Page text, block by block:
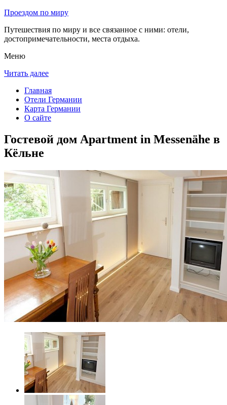
Проездом по миру
Путешествия по миру и все связанное с ними: отели,
достопримечательности, места отдыха.
Меню
Читать далее
Главная
Отели Германии
Карта Германии
О сайте
Гостевой дом Apartment in Messenähe в
Кёльне